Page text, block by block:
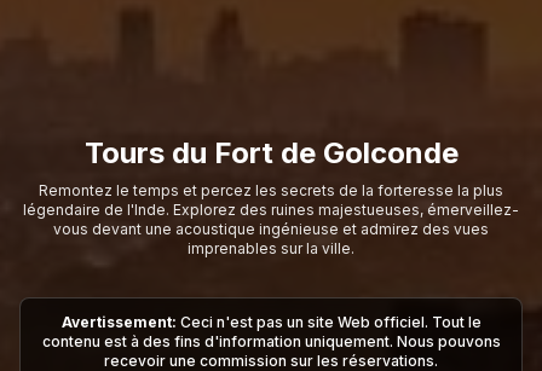
Tours du Fort de Golconde
Remontez le temps et percez les secrets de la forteresse la plus
légendaire de l'Inde. Explorez des ruines majestueuses, émerveillez-
vous devant une acoustique ingénieuse et admirez des vues
imprenables sur la ville.
Avertissement: Ceci n'est pas un site Web officiel. Tout le
contenu est à des fins d'information uniquement. Nous pouvons
recevoir une commission sur les réservations.